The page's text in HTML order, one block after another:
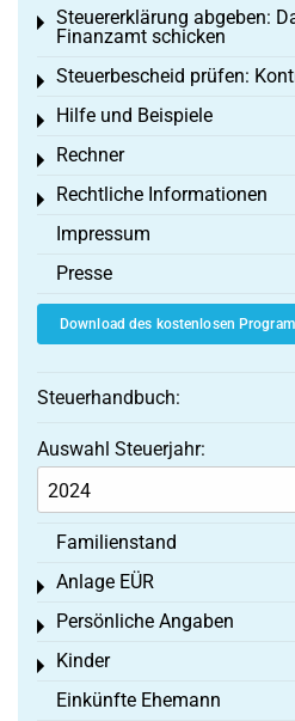
Steuererklärung abgeben:
Finanzamt schicken
Toggle menu
Steuerbescheid prüfen:
Toggle menu
Hilfe und Beispiele
Toggle menu
Rechner
Toggle menu
Rechtliche Informationen
Toggle menu
Impressum
Presse
Download des kostenlosen
Steuerhandbuch:
Auswahl Steuerjahr:
Familienstand
Anlage EÜR
Toggle menu
Persönliche Angaben
Toggle menu
Kinder
Toggle menu
Einkünfte Ehemann